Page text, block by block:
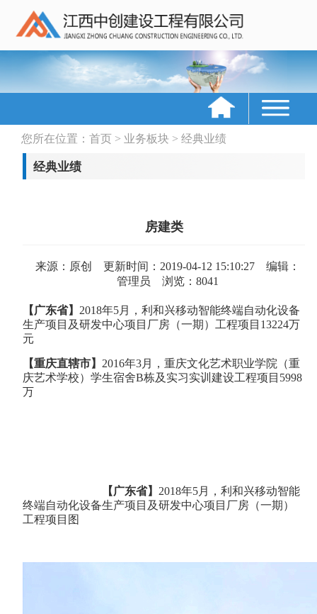
经典业绩
您所在位置： 首页 > 业务板块 > 经典业绩
经典业绩
房建类
来源：原创 更新时间：2019-04-12 15:10:27 编辑：
管理员 浏览：8041
【广东省】 2018年5月，利和兴移动智能终端自动化设备
生产项目及研发中心项目厂房（一期）工程项目13224万
元
【重庆直辖市】 2016年3月，重庆文化艺术职业学院（重
庆艺术学校）学生宿舍B栋及实习实训建设工程项目5998
万
【广东省】 2018年5月，利和兴移动智能
终端自动化设备生产项目及研发中心项目厂房（一期）
工程项目图